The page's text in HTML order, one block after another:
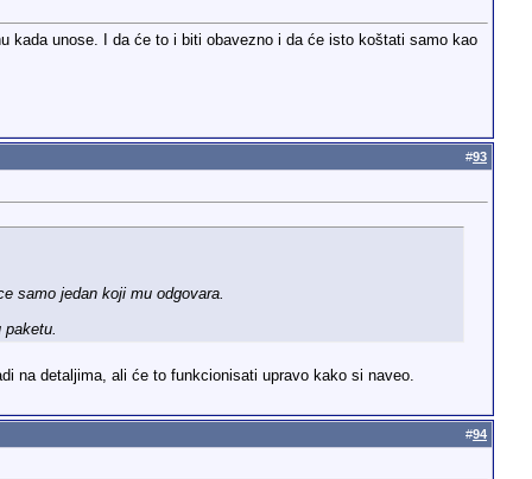
kada unose. I da će to i biti obavezno i da će isto koštati samo kao
#93
samo jedan koji mu odgovara.
na detaljima, ali će to funkcionisati upravo kako si naveo.
#94